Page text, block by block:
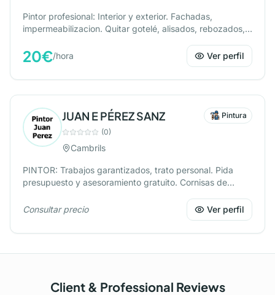
Pintor profesional: Interior y exterior. Fachadas,
impermeabilizacion. Quitar gotelé, alisados, rebozados,
20€/hora Ver perfil
JUAN E PÉREZ SANZ
Pintura
(0)
Cambrils
PINTOR: Trabajos garantizados, trato personal. Pida
presupuesto y asesoramiento gratuito. Cornisas de
Consultar precio
Ver perfil
Client & Professional Reviews